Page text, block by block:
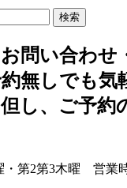
問い合わせ
無しでも気
し、ご予約
・第2第3木曜 営業